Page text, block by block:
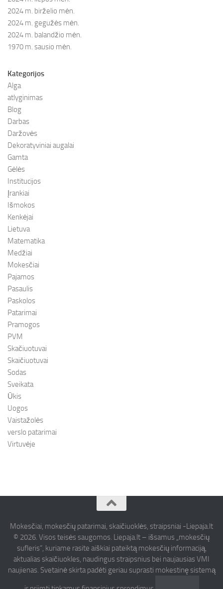
2024 m. birželio mėn.
2024 m. gegužės mėn.
2024 m. balandžio mėn.
1970 m. sausio mėn.
Kategorijos
Alga
atlyginimas
Blog
Darbas
Daržovės
Dekoratyviniai augalai
Gamta
Gėlės
Institucijos
Įrankiai
Išmokos
Kenkėjai
Lietuva
Matematika
Medžiai
Mokesčiai
Pajamos
Pasaulis
Paskolos
Patarimai
Pramogos
PVM
Skačiuotuvai
Skaičiuotuvai
Sodas
Sveikata
Ūkis
Uogos
Vaistažolės
verslo patarimai
Virtuvėje
Mokesčiai, mokesčių patarimai, skaičiuoklės, straipsniai -Liepaja.lt
© 2026. Visos teisės saugomos. Liepaja.lt – išsamus „mokesčių
sufleris“, kuriame rasite aiškiai pateiktą mokesčių informaciją,
aktualias skaičiuokles, naudingus straipsnius bei naujausias VMI
naujienas. Svetainė skirta padėti geriau suprasti mokestinę sistemą